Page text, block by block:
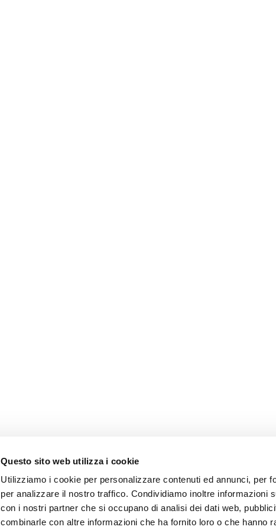
Questo sito web utilizza i cookie
Utilizziamo i cookie per personalizzare contenuti ed annunci, per
per analizzare il nostro traffico. Condividiamo inoltre informazioni
con i nostri partner che si occupano di analisi dei dati web,
combinarle con altre informazioni che ha fornito loro o che hanno